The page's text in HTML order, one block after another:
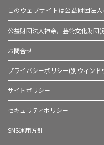
このウェブサイトは公益財団法
公益財団法人神奈川芸術文化財団(
お問合せ
プライバシーポリシー(別ウィンド
サイトポリシー
セキュリティポリシー
SNS運用方針